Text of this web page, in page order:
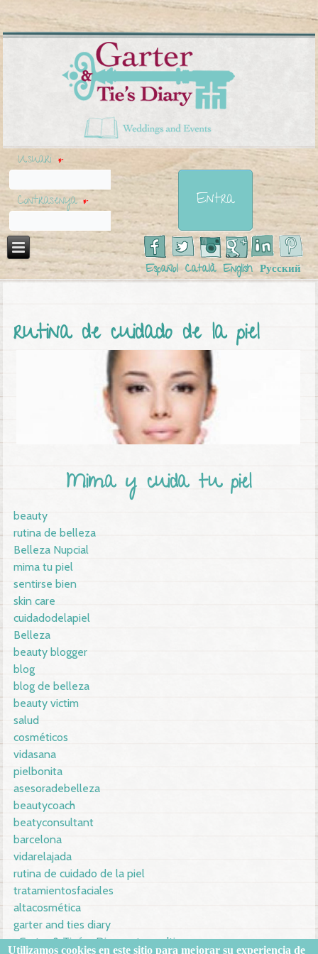
Usuari *
Contrasenya *
Español Català English Русский
rutina de cuidado de la piel
Mima y cuida tu piel
beauty
rutina de belleza
Belleza Nupcial
mima tu piel
sentirse bien
skin care
cuidadodelapiel
Belleza
beauty blogger
blog
blog de belleza
beauty victim
salud
cosméticos
vidasana
pielbonita
asesoradebelleza
beautycoach
beatyconsultant
barcelona
vidarelajada
rutina de cuidado de la piel
tratamientosfaciales
altacosmética
garter and ties diary
cGarter & Tie´ss Diarygarterandties
Utilizamos cookies en este sitio para mejorar su experiencia de